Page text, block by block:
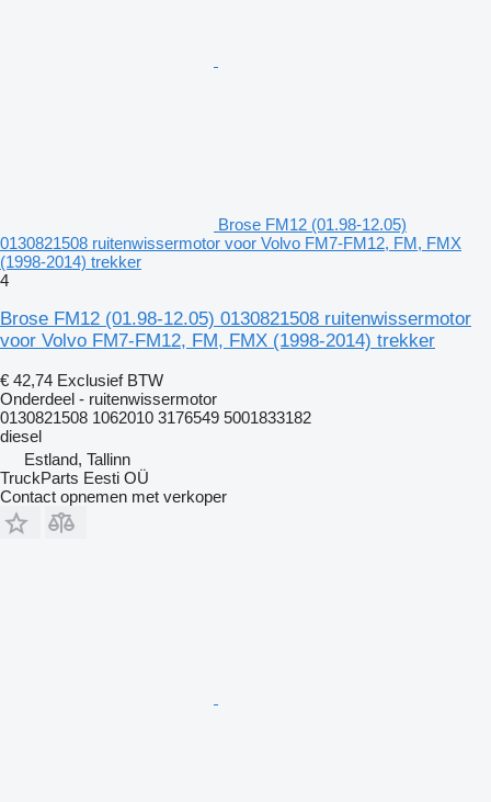
Brose FM12 (01.98-12.05)
0130821508 ruitenwissermotor voor Volvo FM7-FM12, FM, FMX
(1998-2014) trekker
4
Brose FM12 (01.98-12.05) 0130821508 ruitenwissermotor
voor Volvo FM7-FM12, FM, FMX (1998-2014) trekker
€ 42,74 Exclusief BTW
Onderdeel - ruitenwissermotor
0130821508 1062010 3176549 5001833182
diesel
Estland, Tallinn
TruckParts Eesti OÜ
Contact opnemen met verkoper